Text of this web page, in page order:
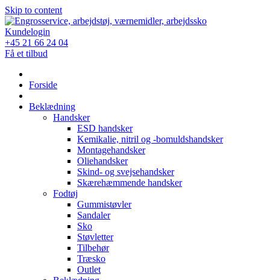
Skip to content
Kundelogin
+45 21 66 24 04
Få et tilbud
Forside
Beklædning
Handsker
ESD handsker
Kemikalie, nitril og -bomuldshandsker
Montagehandsker
Oliehandsker
Skind- og svejsehandsker
Skærehæmmende handsker
Fodtøj
Gummistøvler
Sandaler
Sko
Støvletter
Tilbehør
Træsko
Outlet